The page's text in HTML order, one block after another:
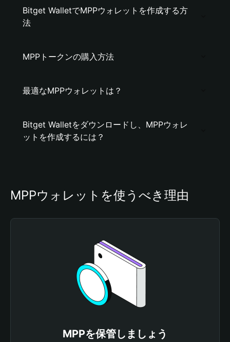
Bitget WalletでMPPウォレットを作成する方
法
MPPトークンの購入方法
最適なMPPウォレットは？
Bitget Walletをダウンロードし、MPPウォレ
ットを作成するには？
MPPウォレットを使うべき理由
MPPを保管しましょう